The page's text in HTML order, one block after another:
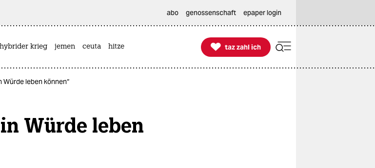
abo genossenschaft epaper login
hybrider krieg jemen ceuta hitze 
taz zahl ich
taz zahl ich
Würde leben können“
Würde leben